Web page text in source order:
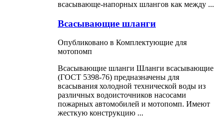
всасывающе-напорных шлангов как между ...
Всасывающие шланги
Опубликовано в Комплектующие для
мотопомп
Всасывающие шланги Шланги всасывающие
(ГОСТ 5398-76) предназначены для
всасывания холодной технической воды из
различных водоисточников насосами
пожарных автомобилей и мотопомп. Имеют
жесткую конструкцию ...